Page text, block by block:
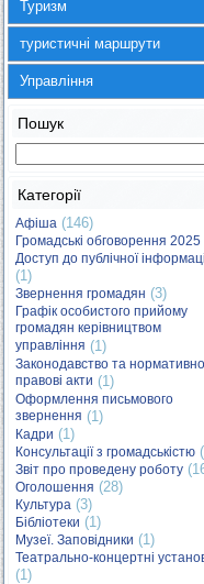
Туризм
туристичні маршрути
Управління
Пошук
Категорії
Афіша (146)
Громадські обговорення 2025
Доступ до публічної
(1)
Звернення громадян (3)
Графік особистого прийому
громадян керівництвом
управління (1)
Законодавство та
правові акти (1)
Оформлення письмового
звернення (1)
Кадри (1)
Консультації з громадськістю
Звіт про проведену роботу
Оголошення (28)
Культура (3)
Бібліотеки (1)
Музеї. Заповідники (1)
Театрально-концертні
(1)